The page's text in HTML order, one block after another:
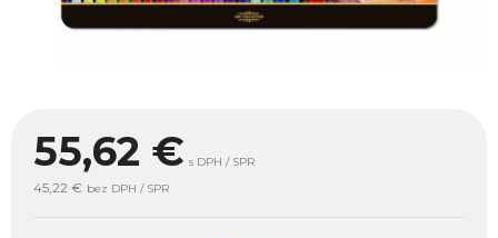
55,62 € s DPH / SPR
45,22 € bez DPH / SPR